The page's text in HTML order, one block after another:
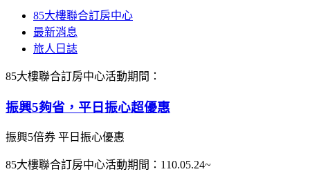
85大樓聯合訂房中心
最新消息
旅人日誌
85大樓聯合訂房中心活動期間：
振興5夠省，平日振心超優惠
振興5倍券 平日振心優惠
85大樓聯合訂房中心活動期間：110.05.24~